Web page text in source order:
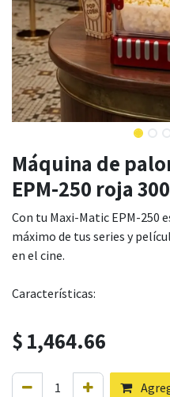
Máquina de
EPM-250 roja
Con tu Maxi-Matic EPM-250
máximo de tus series y
en el cine.
Características:
$1,464.66